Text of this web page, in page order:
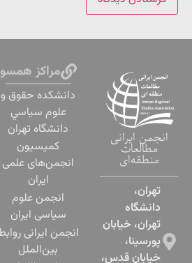
انجمن ایرانی
مطالعات
منطقه‌ای
تهران،
دانشگاه
تهران، خیابان
پورسینا،
خیابان قدس،
مراکز همسو
دانشكده حقوق و
علوم سياسي
دانشگاه تهران
کمیسیون
انجمن‌های علمی
ایران
انجمن علوم
سیاسی ایران
انجمن ایرانی
بین‌الملل